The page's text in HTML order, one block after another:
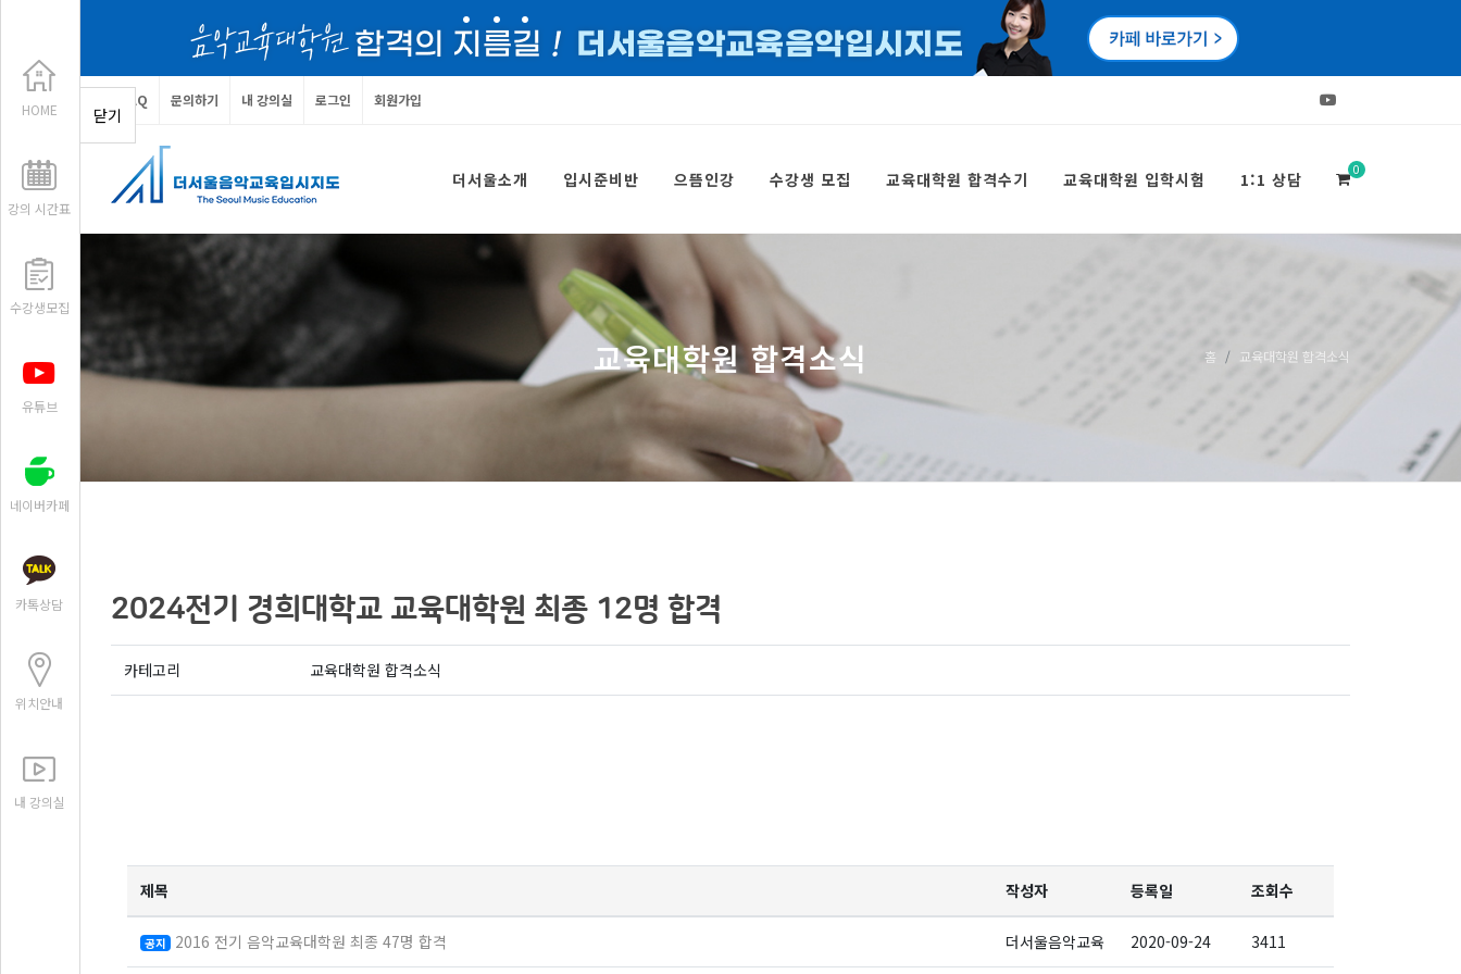
FAQ 문의하기 내 강의실 로그인 회원가입
더서울소개 입시준비반 으뜸인강 수강생 모집 교육대학원 합격수기 교육대학원 입학시험 1:1 상담 0
교육대학원 합격소식 홈 교육대학원 합격소식
2024전기 경희대학교 교육대학원 최종 12명 합격
카테고리 교육대학원 합격소식
제목 작성자 등록일 조회수
공지 2016 전기 음악교육대학원 최종 47명 합격 더서울음악교육 2020-09-24 3411
HOME
강의 시간표
수강생모집
유튜브
네이버카페
카톡상담
위치안내
내 강의실
닫기